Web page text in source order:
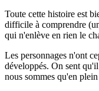
Toute cette histoire est
difficile à comprendre
qui n'enlève en rien le
Les personnages n'ont
développés. On sent
nous sommes qu'en